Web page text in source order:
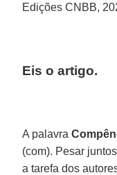
Edições CNBB,
Eis o artigo.
A palavra
(com). Pesar
a tarefa dos